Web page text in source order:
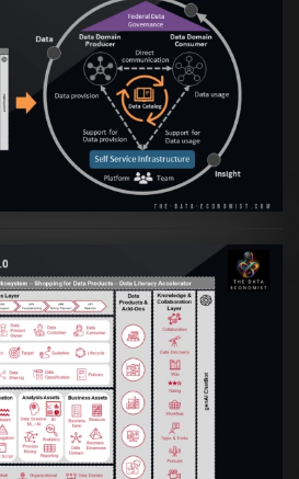
Mesh Ökosysteme: Die
zur Data Inspired Human
Culture
VIEW
Mesh Ökosysteme: Die
zur Data Inspired Human
Culture
VIEW